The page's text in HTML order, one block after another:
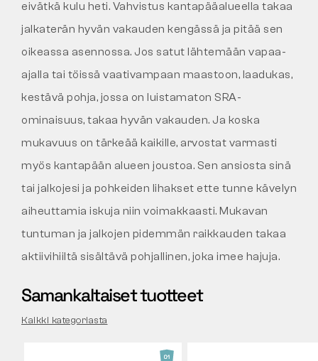
eivätkä kulu heti. Vahvistus kantapääalueella takaa
jalkaterän hyvän vakauden kengässä ja pitää sen
oikeassa asennossa. Jos satut lähtemään vapaa-
ajalla tai töissä vaativampaan maastoon, laadukas,
kestävä pohja, jossa on luistamaton SRA-
ominaisuus, takaa hyvän vakauden. Ja koska
mukavuus on tärkeää kaikille, arvostat varmasti
myös kantapään alueen joustoa. Sen ansiosta sinä
tai jalkojesi ja pohkeiden lihakset ette tunne kävelyn
aiheuttamia iskuja niin voimakkaasti. Mukavan
tuntuman ja jalkojen pidemmän raikkauden takaa
aktiivihiiltä sisältävä pohjallinen, joka imee hajuja.
Samankaltaiset tuotteet
Kaikki kategoriasta